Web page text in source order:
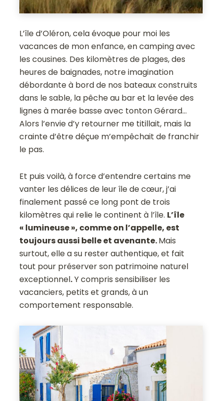
L’île d’Oléron, cela évoque pour moi les
vacances de mon enfance, en camping avec
les cousines. Des kilomètres de plages, des
heures de baignades, notre imagination
débordante à bord de nos bateaux construits
dans le sable, la pêche au bar et la levée des
lignes à marée basse avec tonton Gérard…
Alors l’envie d’y retourner me titillait, mais la
crainte d’être déçue m’empêchait de franchir
le pas.
Et puis voilà, à force d’entendre certains me
vanter les délices de leur île de cœur, j’ai
finalement passé ce long pont de trois
kilomètres qui relie le continent à l’île. L’île
« lumineuse », comme on l’appelle, est
toujours aussi belle et avenante.Mais
surtout, elle a su rester authentique, et fait
tout pour préserver son patrimoine naturel
exceptionnel.Y compris sensibiliser les
vacanciers, petits et grands, à un
comportement responsable.